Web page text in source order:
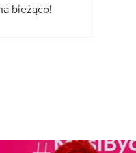
bieżąco!